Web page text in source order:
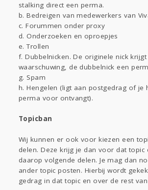
stalking direct een perma.
b. Bedreigen van medewerkers van
c. Forummen onder proxy
d. Onderzoeken en oproepjes
e. Trollen
f. Dubbelnicken. De originele nick krijgt
waarschuwing, de dubbelnick een
g. Spam
h. Hengelen (ligt aan postgedrag of je
perma voor ontvangt).
Topicban
Wij kunnen er ook voor kiezen een
delen. Deze krijg je dan voor dat topic
daarop volgende delen. Je mag dan
ander topic posten. Hierbij wordt
gedrag in dat topic en over de rest